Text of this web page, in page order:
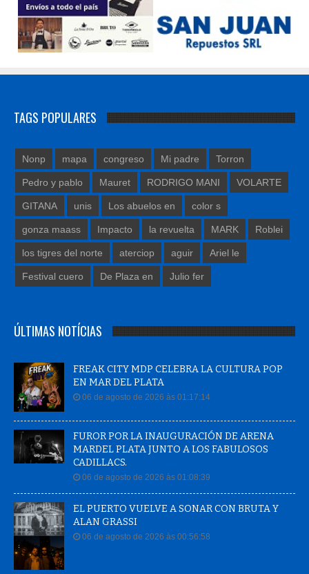
TAGS POPULARES
Nonp mapa congreso Mi padre Torron
Pedro y pablo Mauret RODRIGO MANI VOLARTE
GITANA unis Los abuelos en color s
gonza maass Impacto la revuelta MARK Roblei
los tigres del norte aterciop aguir Ariel le
Festival cuero De Plaza en Julio fer
ÚLTIMAS NOTÍCIAS
FREAK CITY MDP CELEBRA LA CULTURA POP
EN MAR DEL PLATA
06 de agosto de 2026 às 01:17:14
FUROR POR LA INAUGURACIÓN DE ARENA
MARDEL PLATA JUNTO A LOS FABULOSOS
CADILLACS.
06 de agosto de 2026 às 01:08:39
EL PUERTO VUELVE A SONAR CON BRUTA Y
ALAN GRASSI
06 de agosto de 2026 às 00:56:58